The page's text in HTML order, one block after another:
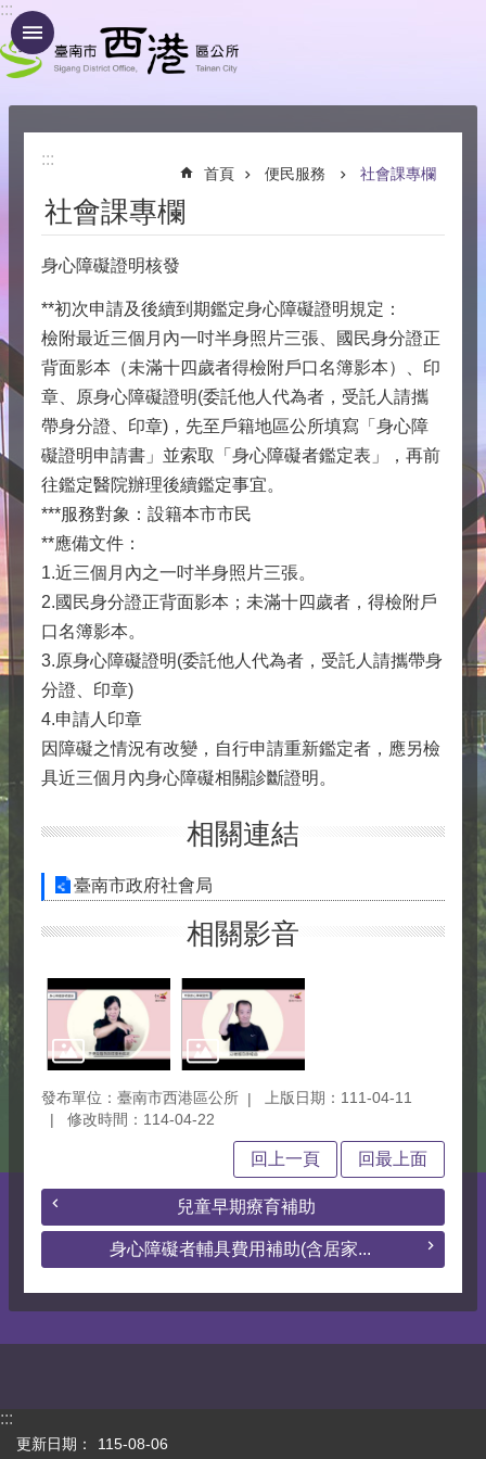
跳到主要內容區塊
:::
:::
首頁 便民服務 社會課專欄
社會課專欄
身心障礙證明核發
**初次申請及後續到期鑑定身心障礙證明規定：
檢附最近三個月內一吋半身照片三張、國民身分證正
背面影本（未滿十四歲者得檢附戶口名簿影本）、印
章、原身心障礙證明(委託他人代為者，受託人請攜
帶身分證、印章)，先至戶籍地區公所填寫「身心障
礙證明申請書」並索取「身心障礙者鑑定表」，再前
往鑑定醫院辦理後續鑑定事宜。
***服務對象：設籍本市市民
**應備文件：
1.近三個月內之一吋半身照片三張。
2.國民身分證正背面影本；未滿十四歲者，得檢附戶
口名簿影本。
3.原身心障礙證明(委託他人代為者，受託人請攜帶身
分證、印章)
4.申請人印章
因障礙之情況有改變，自行申請重新鑑定者，應另檢
具近三個月內身心障礙相關診斷證明。
相關連結
臺南市政府社會局
相關影音
發布單位：臺南市西港區公所
上版日期：111-04-11
修改時間：114-04-22
回上一頁 回最上面
兒童早期療育補助
身心障礙者輔具費用補助(含居家...
:::
更新日期： 115-08-06